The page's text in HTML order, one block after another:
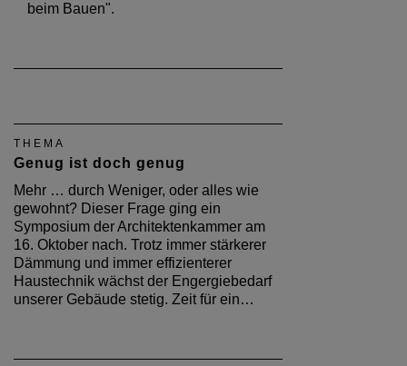
beim Bauen".
THEMA
Genug ist doch genug
Mehr … durch Weniger, oder alles wie
gewohnt? Dieser Frage ging ein
Symposium der Architektenkammer am
16. Oktober nach. Trotz immer stärkerer
Dämmung und immer effizienterer
Haustechnik wächst der Engergiebedarf
unserer Gebäude stetig. Zeit für ein…